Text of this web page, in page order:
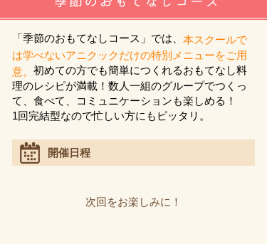
「季節のおもてなしコース」では、 本スクールで
は学べないアニクックだけの特別メニューをご用
意。 初めての方でも簡単につくれるおもてなし料
理のレシピが満載！数人一組のグループでつくっ
て、食べて、コミュニケーションも楽しめる！
1回完結型なので忙しい方にもピッタリ。
開催日程
次回をお楽しみに！